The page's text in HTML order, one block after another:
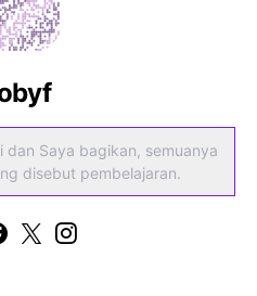
Saya bagikan, semuanya
disebut pembelajaran.